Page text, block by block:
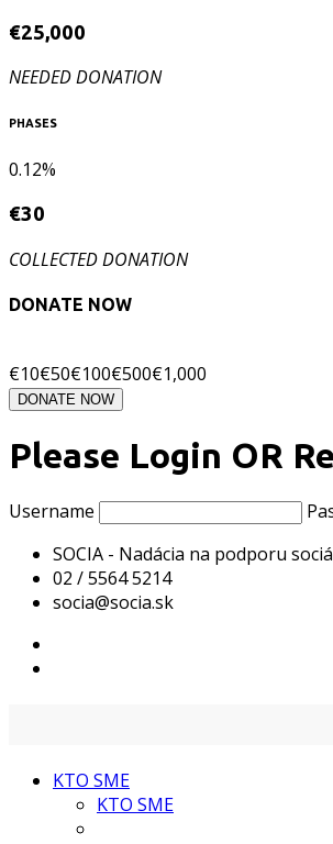
€25,000
NEEDED DONATION
PHASES
0.12%
€30
COLLECTED DONATION
DONATE NOW
€10€50€100€500€1,000
DONATE NOW
Please Login OR
Username
SOCIA - Nadácia na podporu
02 / 5564 5214
socia@socia.sk
KTO SME
KTO SME